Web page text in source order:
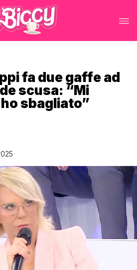
fa due gaffe ad
scusa: “Mi
sbagliato”